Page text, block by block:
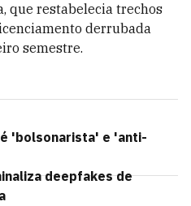
que restabelecia trechos
derrubada
semestre.
é 'bolsonarista' e 'anti-
deepfakes de